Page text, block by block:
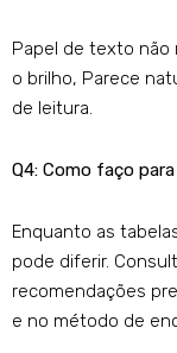
Papel de texto não
o brilho, Parece
de leitura.
Q4: Como faço
Enquanto as
pode diferir.
recomendações
e no método de